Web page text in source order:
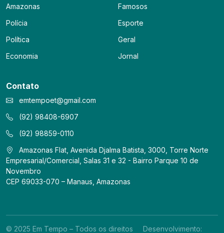
Amazonas
Polícia
Política
Economia
Famosos
Esporte
Geral
Jornal
Contato
emtempoet@gmail.com
(92) 98408-6907
(92) 98859-0110
Amazonas Flat, Avenida Djalma Batista, 3000, Torre Norte
Empresarial/Comercial, Salas 31 e 32 - Bairro Parque 10 de
Novembro
CEP 69033-070 – Manaus, Amazonas
© 2025 Em Tempo – Todos os direitos Desenvolvimento: